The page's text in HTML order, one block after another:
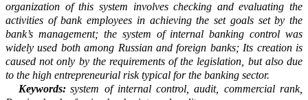
organization of this system involves checking and evaluating the
activities of bank employees in achieving the set goals set by the
bank’s management; the system of internal banking control was
widely used both among Russian and foreign banks; Its creation is
caused not only by the requirements of the legislation, but also due
to the high entrepreneurial risk typical for the banking sector.
Keywords: system of internal control, audit, commercial rank,